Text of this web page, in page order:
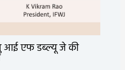
आई एफ डब्ल्यू जे की